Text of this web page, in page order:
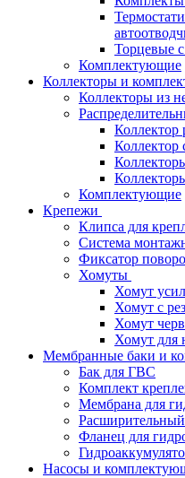
Торцевые
Комплектующие
Коллекторы и
Коллекторы из
Коллектор
Комплектующие
Крепежи
Клипса для
Система
Фиксатор
Хомуты
Хомут
Хомут с
Хомут
Хомут для
Мембранные баки и
Бак для ГВС
Комплект
Мембрана для
Фланец для
Насосы и